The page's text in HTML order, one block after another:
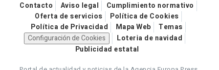
Contacto Aviso legal
Cumplimiento normativo
Oferta de servicios
Política de Cookies
Política de Privacidad
Mapa Web
Temas
Configuración de Cookies
Loteria de navidad
Publicidad estatal